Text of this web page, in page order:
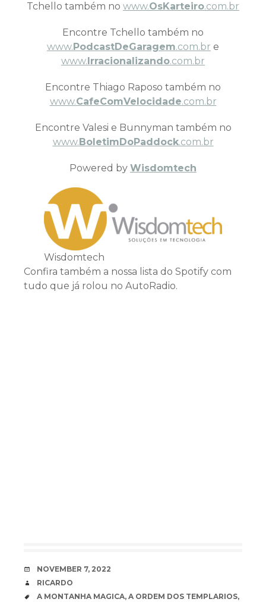
Tchello também no www.OsKarteiro.com.br
Encontre Tchello também no
www.PodcastDeGaragem.com.br e
www.Irracionalizando.com.br
Encontre Thiago Raposo também no
www.CafeComVelocidade.com.br
Encontre Valesi e Bunnyman também no
www.BoletimDoPaddock.com.br
Powered by Wisdomtech
Wisdomtech
Confira também a nossa lista do Spotify com
tudo que já rolou no AutoRadio.
DATE
NOVEMBER 7, 2022
AUTHOR
RICARDO
TAGS
A MONTANHA MAGICA, A ORDEM DOS TEMPLARIOS,